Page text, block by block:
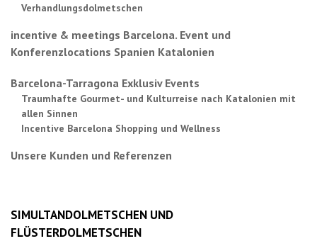
Verhandlungsdolmetschen
incentive & meetings Barcelona. Event und
Konferenzlocations Spanien Katalonien
Barcelona-Tarragona Exklusiv Events
Traumhafte Gourmet- und Kulturreise nach Katalonien mit
allen Sinnen
Incentive Barcelona Shopping und Wellness
Unsere Kunden und Referenzen
SIMULTANDOLMETSCHEN UND
FLÜSTERDOLMETSCHEN